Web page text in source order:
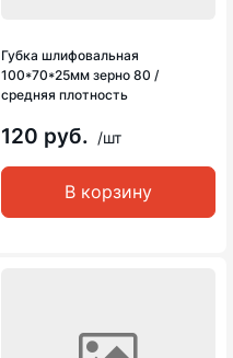
Губка шлифовальная
100*70*25мм зерно 80 /
средняя плотность
120 руб. /шт
В корзину